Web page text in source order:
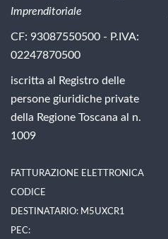
Imprenditoriale
CF: 93087550500 - P.IVA:
02247870500
iscritta al Registro delle
persone giuridiche private
della Regione Toscana al n.
1009
FATTURAZIONE ELETTRONICA
CODICE
DESTINATARIO: M5UXCR1
PEC: